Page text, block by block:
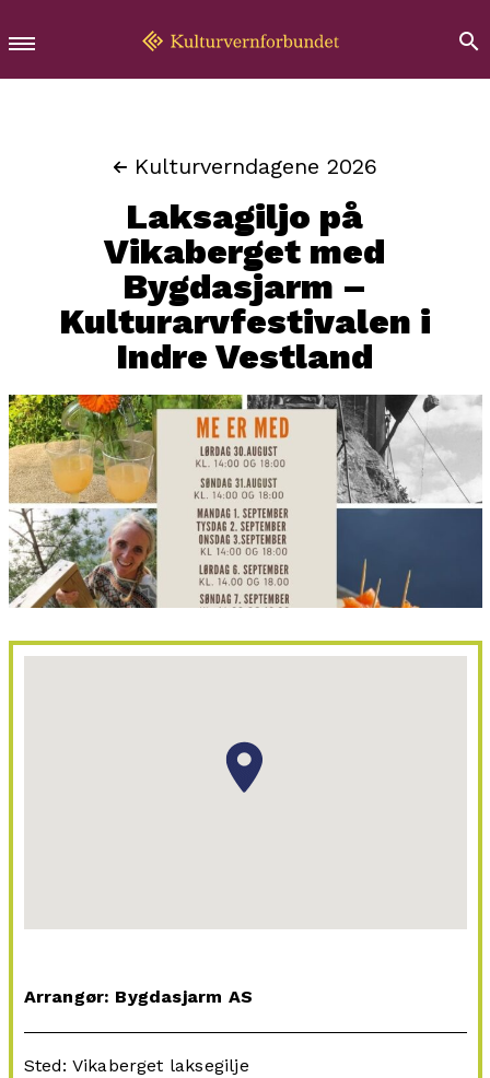
Kulturverndagene 2026
Laksagiljo på
Vikaberget med
Bygdasjarm –
Kulturarvfestivalen i
Indre Vestland
Arrangør: Bygdasjarm AS
Sted: Vikaberget laksegilje